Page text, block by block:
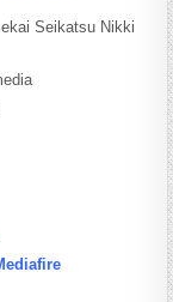
Seikatsu Nikki